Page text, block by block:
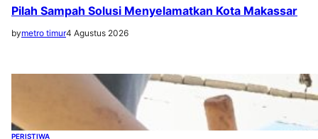
Pilah Sampah Solusi Menyelamatkan Kota Makassar
bymetro timur4 Agustus 2026
PERISTIWA